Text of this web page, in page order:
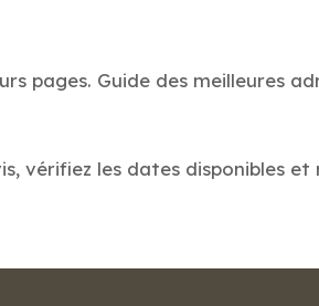
pages. Guide des meilleures
vérifiez les dates disponibles et